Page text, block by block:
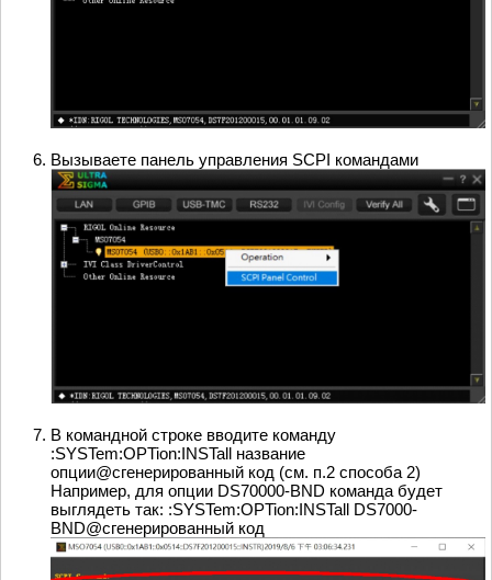
Вызываете панель управления SCPI командами
В командной строке вводите команду
:SYSTem:OPTion:INSTall название
опции@сгенерированный код (см. п.2 способа 2)
Например, для опции DS70000-BND команда будет
выглядеть так: :SYSTem:OPTion:INSTall DS7000-
BND@сгенерированный код